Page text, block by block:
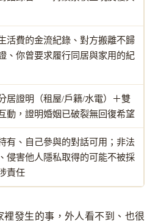
活費的金流紀錄、對方搬離不歸
、你曾要求履行同居與家用的紀
居證明（租屋/戶籍/水電）＋雙
動，證明婚姻已破裂無回復希望
有、自己參與的對話可用；非法
侵害他人隱私取得的可能不被採
責任
裡發生的事，外人看不到、也很